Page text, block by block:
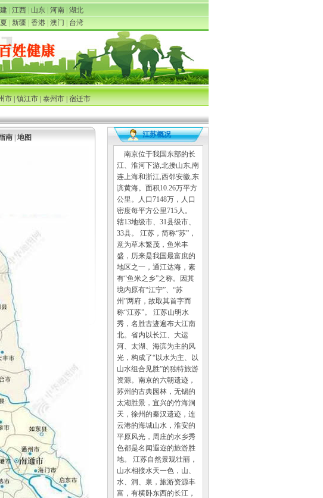
江西 山东 河南 湖北
新疆 香港 澳门 台湾
市|镇江市|泰州市|宿迁市
南| 地图 江苏概况
南京位于我国东部的长
江、淮河下游,北接山东,南
连上海和浙江,西邻安徽,东
滨黄海。面积10.26万平方
公里。人口7148万，人口
密度每平方公里715人。
辖13地级市、31县级市、
33县。 江苏，简称“苏”，
意为草木繁茂，鱼米丰
盛，历来是我国最富庶的
地区之一，通江达海，素
有“鱼米之乡”之称。因其
境内原有“江宁”、“苏
州”两府，故取其首字而
称“江苏”。 江苏山明水
秀，名胜古迹遍布大江南
北。省内以长江、大运
河、太湖、海滨为主的风
光，构成了“以水为主、以
山水组合见胜”的独特旅游
资源。南京的六朝遗迹，
苏州的古典园林，无锡的
太湖胜景，宜兴的竹海洞
天，徐州的秦汉遗迹，连
云港的海城山水，淮安的
平原风光，周庄的水乡秀
色都是名闻遐迩的旅游胜
地。 江苏自然景观壮丽，
山水相接水天一色，山、
水、洞、泉，旅游资源丰
富，有横卧东西的长江，